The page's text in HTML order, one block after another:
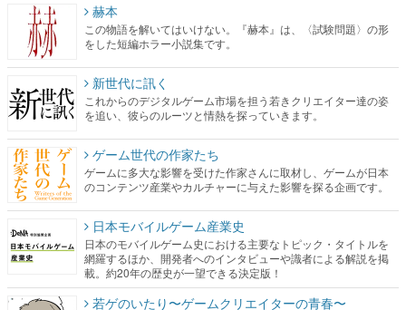
赫本
この物語を解いてはいけない。『赫本』は、〈試験問題〉の形
をした短編ホラー小説集です。
新世代に訊く
これからのデジタルゲーム市場を担う若きクリエイター達の姿
を追い、彼らのルーツと情熱を探っていきます。
ゲーム世代の作家たち
ゲームに多大な影響を受けた作家さんに取材し、ゲームが日本
のコンテンツ産業やカルチャーに与えた影響を探る企画です。
日本モバイルゲーム産業史
日本のモバイルゲーム史における主要なトピック・タイトルを
網羅するほか、開発者へのインタビューや識者による解説を掲
載。約20年の歴史が一望できる決定版！
若ゲのいたり〜ゲームクリエイターの青春〜